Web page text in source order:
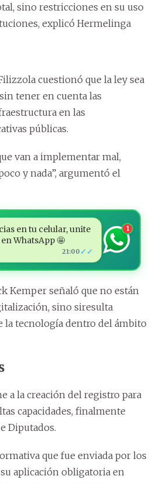
sino restricciones en su uso
explicó Hermelinga
cuestionó que la ley sea
tener en cuenta las
en las
públicas.
van a implementar mal,
y nada”, argumentó el
en tu celular, unite
WhatsApp 🤩
21:00 ✓✓
1
Kemper señaló que no están
sino siresulta
la tecnología dentro del ámbito
a la creación del registro para
capacidades, finalmente
Diputados.
que fue enviada por los
aplicación obligatoria en